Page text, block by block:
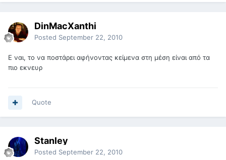
DinMacXanthi
Posted September 22, 2010
Ε ναι, το να ποστάρει αφήνοντας κείμενα στη μέση είναι από τα
πιο εκνευρ
Quote
Stanley
Posted September 22, 2010